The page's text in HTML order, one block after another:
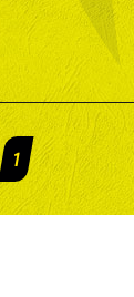
1